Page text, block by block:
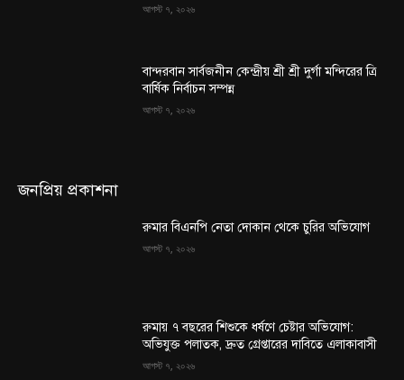
আগস্ট ৭, ২০২৬
বান্দরবান সার্বজনীন কেন্দ্রীয় শ্রী শ্রী দুর্গা মন্দিরের ত্রি
বার্ষিক নির্বাচন সম্পন্ন
আগস্ট ৭, ২০২৬
জনপ্রিয় প্রকাশনা
রুমার বিএনপি নেতা দোকান থেকে চুরির অভিযোগ
আগস্ট ৭, ২০২৬
রুমায় ৭ বছরের শিশুকে ধর্ষণে চেষ্টার অভিযোগ:
অভিযুক্ত পলাতক, দ্রুত গ্রেপ্তারের দাবিতে এলাকাবাসী
আগস্ট ৭, ২০২৬